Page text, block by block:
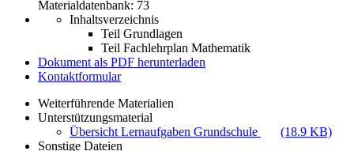
Materialdatenbank: 73
Inhaltsverzeichnis
Teil Grundlagen
Teil Fachlehrplan Mathematik
Dokument als PDF herunterladen
Kontaktformular
Weiterführende Materialien
Unterstützungsmaterial
Übersicht Lernaufgaben Grundschule
(18.9 KB)
Sonstige Dateien